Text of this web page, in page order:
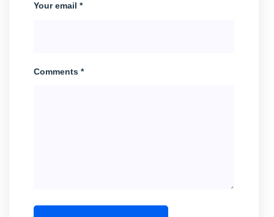
Your email *
Comments *